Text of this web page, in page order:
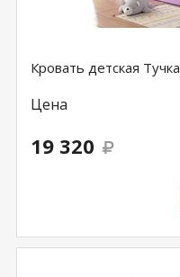
Кровать детская
Цена
19 320